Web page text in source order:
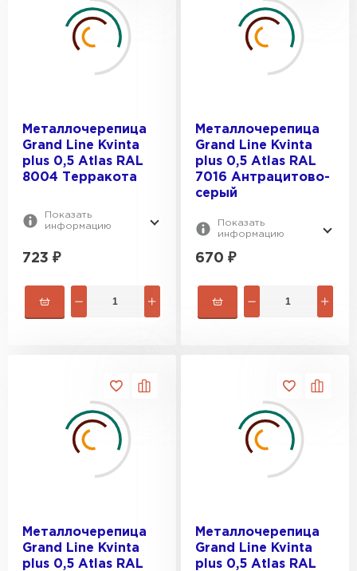
Металлочерепица
Grand Line Kvinta
plus 0,5 Atlas RAL
8004 Терракота
Показать
информацию
723 ₽
Металлочерепица
Grand Line Kvinta
plus 0,5 Atlas RAL
7016 Антрацитово-
серый
Показать
информацию
670 ₽
Металлочерепица
Grand Line Kvinta
plus 0,5 Atlas RAL
Металлочерепица
Grand Line Kvinta
plus 0,5 Atlas RAL